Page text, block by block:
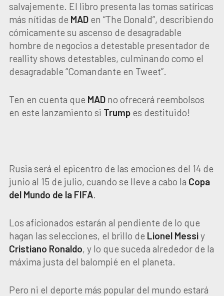
salvajemente. El libro presenta las tomas satíricas
más nítidas de MADen “The Donald”, describiendo
cómicamente su ascenso de desagradable
hombre de negocios a detestable presentador de
reallity shows detestables, culminando como el
desagradable “Comandante en Tweet”.
Ten en cuenta que MADno ofrecerá reembolsos
en este lanzamiento si Trumpes destituido!
Rusia será el epicentro de las emociones del 14 de
junio al 15 de julio, cuando se lleve a cabo la Copa
del Mundo de la FIFA.
Los aficionados estarán al pendiente de lo que
hagan las selecciones, el brillo de Lionel Messiy
Cristiano Ronaldo, y lo que suceda alrededor de la
máxima justa del balompié en el planeta.
Pero ni el deporte más popular del mundo estará